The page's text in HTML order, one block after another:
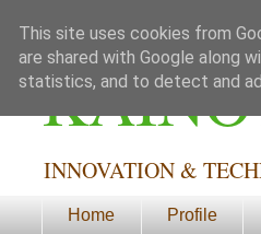
INNOVATION &
Home Profile
This site uses cookies from
are shared with Google along
statistics, and to detect and